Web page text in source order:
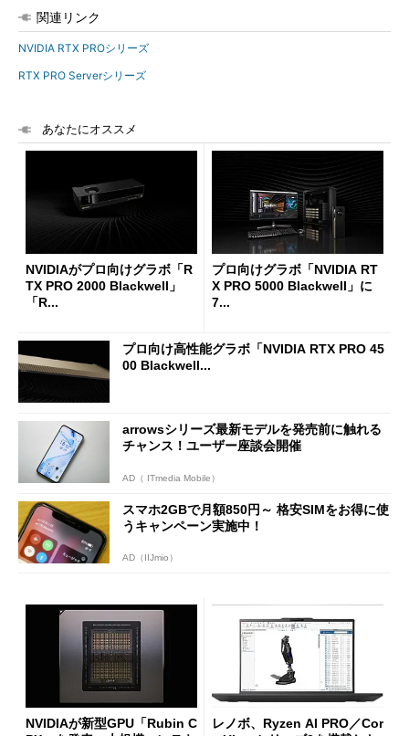
関連リンク
NVIDIA RTX PROシリーズ
RTX PRO Serverシリーズ
あなたにオススメ
NVIDIAがプロ向けグラボ「R
TX PRO 2000 Blackwell」
「R...
プロ向けグラボ「NVIDIA RT
X PRO 5000 Blackwell」に
7...
プロ向け高性能グラボ「NVIDIA RTX PRO 45
00 Blackwell...
arrowsシリーズ最新モデルを発売前に触れる
チャンス！ユーザー座談会開催
AD（ ITmedia Mobile）
スマホ2GBで月額850円～ 格安SIMをお得に使
うキャンペーン実施中！
AD（IIJmio）
NVIDIAが新型GPU「Rubin C
レノボ、Ryzen AI PRO／Cor